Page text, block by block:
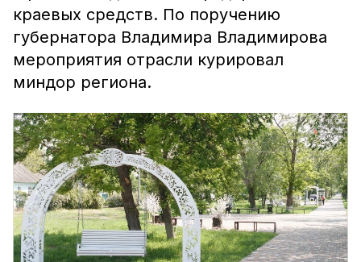
краевых средств. По поручению
губернатора Владимира Владимирова
мероприятия отрасли курировал
миндор региона.